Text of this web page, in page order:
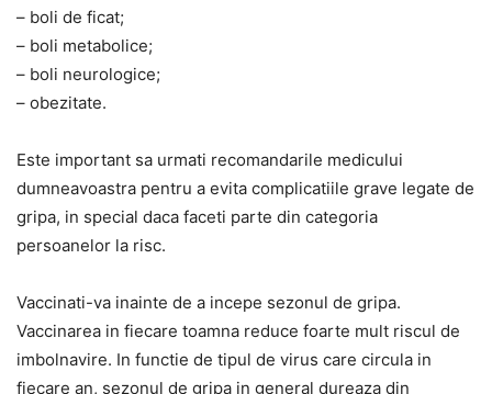
– boli de ficat;
– boli metabolice;
– boli neurologice;
– obezitate.
Este important sa urmati recomandarile medicului
dumneavoastra pentru a evita complicatiile grave legate de
gripa, in special daca faceti parte din categoria
persoanelor la risc.
Vaccinati-va inainte de a incepe sezonul de gripa.
Vaccinarea in fiecare toamna reduce foarte mult riscul de
imbolnavire. In functie de tipul de virus care circula in
fiecare an, sezonul de gripa in general dureaza din